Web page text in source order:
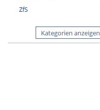
ZfS
Kategorien anzeigen